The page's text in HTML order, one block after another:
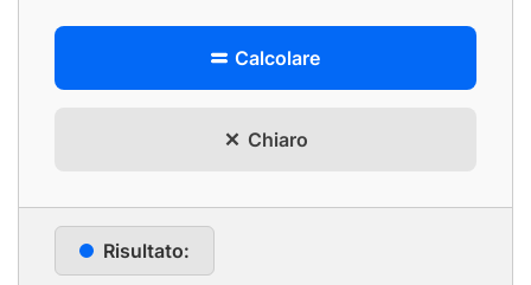
Calcolare
Chiaro
Risultato: